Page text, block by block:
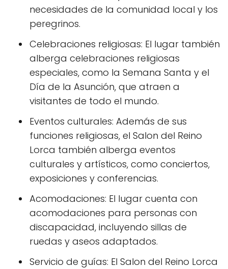
necesidades de la comunidad local y los
peregrinos.
Celebraciones religiosas: El lugar también
alberga celebraciones religiosas
especiales, como la Semana Santa y el
Día de la Asunción, que atraen a
visitantes de todo el mundo.
Eventos culturales: Además de sus
funciones religiosas, el Salon del Reino
Lorca también alberga eventos
culturales y artísticos, como conciertos,
exposiciones y conferencias.
Acomodaciones: El lugar cuenta con
acomodaciones para personas con
discapacidad, incluyendo sillas de
ruedas y aseos adaptados.
Servicio de guías: El Salon del Reino Lorca